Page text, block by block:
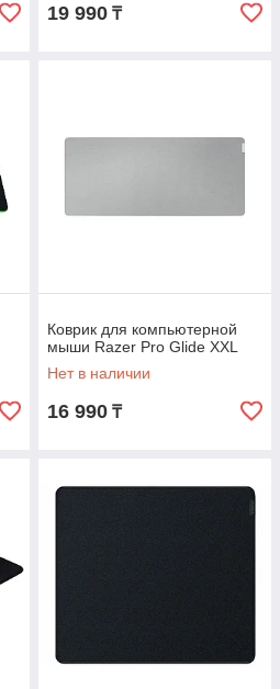
19 990 ₸
Коврик для компьютерной
мыши Razer Pro Glide XXL
Нет в наличии
16 990 ₸